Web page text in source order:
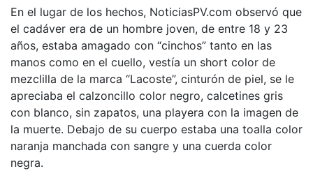
En el lugar de los hechos, NoticiasPV.com observó que
el cadáver era de un hombre joven, de entre 18 y 23
años, estaba amagado con “cinchos” tanto en las
manos como en el cuello, vestía un short color de
mezclilla de la marca “Lacoste”, cinturón de piel, se le
apreciaba el calzoncillo color negro, calcetines gris
con blanco, sin zapatos, una playera con la imagen de
la muerte. Debajo de su cuerpo estaba una toalla color
naranja manchada con sangre y una cuerda color
negra.